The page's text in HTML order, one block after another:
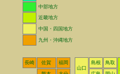
中部地方
近畿地方
中国・四国地方
九州・沖縄地方
長崎 佐賀
福岡
山口
島根
鳥取